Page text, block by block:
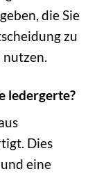
die Sie
zu
ledergerte?
Dies
eine